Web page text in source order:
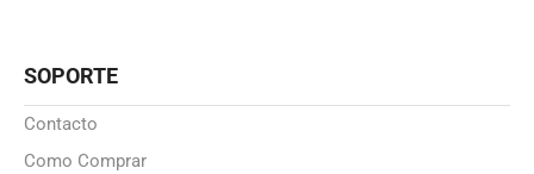
SOPORTE
Contacto
Como Comprar